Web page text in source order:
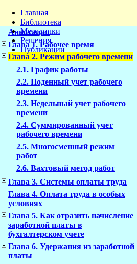
Главная
Библиотека
Методички
Решения
Публикации
Аннотация
Глава 1. Рабочее время
Глава 2. Режим рабочего времени
2.1. График работы
2.2. Поденный учет рабочего
времени
2.3. Недельный учет рабочего
времени
2.4. Суммированный учет
рабочего времени
2.5. Многосменный режим
работ
2.6. Вахтовый метод работ
Глава 3. Системы оплаты труда
Глава 4. Оплата труда в особых
условиях
Глава 5. Как отразить начисление
заработной платы в
бухгалтерском учете
Глава 6. Удержания из заработной
платы